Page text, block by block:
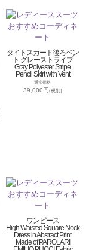
タイトスカート後ろベン
ト グレーストライプ
Gray Polyester Stripe
Pencil Skirt with Vent
通常価格
39,000円(税別)
ワンピース
High Waisted Square Neck
Dress in Abstract Print
Made of PAROLARI